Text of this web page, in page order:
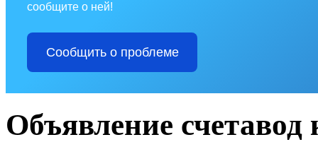
сообщите о ней!
Сообщить о проблеме
Объявление счетавод